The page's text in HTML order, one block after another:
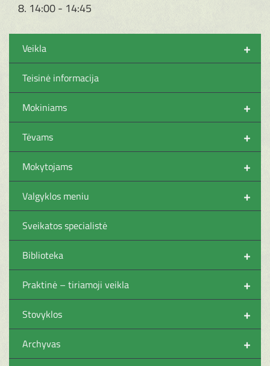
8. 14:00 - 14:45
+
Veikla
Teisinė informacija
+
Mokiniams
+
Tėvams
+
Mokytojams
+
Valgyklos meniu
Sveikatos specialistė
+
Biblioteka
+
Praktinė – tiriamoji veikla
+
Stovyklos
+
Archyvas